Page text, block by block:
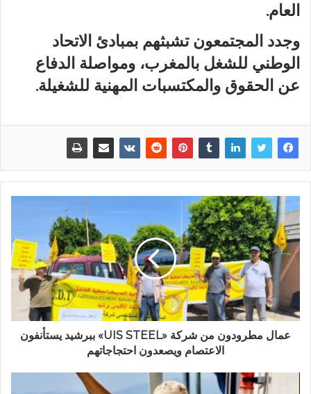
العام.
وجدد المجتمعون تشبثهم بمبادئ الاتحاد
الوطني للشغل بالمغرب، ومواصلة الدفاع
عن الحقوق والمكتسبات المهنية للشغيلة.
عمال مطرودون من شركة «UIS STEEL» ببرشيد يستأنفون
الاعتصام ويصعدون احتجاجاتهم